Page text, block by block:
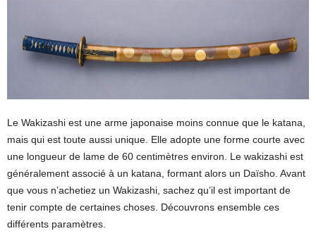
Le Wakizashi est une arme japonaise moins connue que le katana,
mais qui est toute aussi unique. Elle adopte une forme courte avec
une longueur de lame de 60 centimètres environ. Le wakizashi est
généralement associé à un katana, formant alors un Daïsho. Avant
que vous n’achetiez un Wakizashi, sachez qu’il est important de
tenir compte de certaines choses. Découvrons ensemble ces
différents paramètres.